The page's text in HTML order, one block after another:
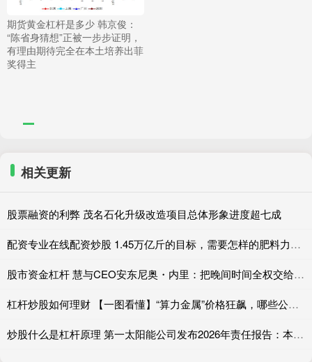
期货黄金杠杆是多少 韩京俊：
“陈省身猜想”正被一步步证明，
有理由期待完全在本土培养出菲
奖得主
相关更新
股票融资的利弊 茂名石化升级改造项目总体形象进度超七成
配资专业在线配资炒股 1.45万亿斤的目标，需要怎样的肥料力量？——新洋丰“种出高产王，守好中国粮”的战略应答
股市资金杠杆 慧与CEO安东尼奥・内里：把晚间时间全权交给团队
杠杆炒股如何理财 【一图看懂】“算力金属”价格狂飙，哪些公司受益？
炒股什么是杠杆原理 第一太阳能公司发布2026年责任报告：本土制造创造多重价值